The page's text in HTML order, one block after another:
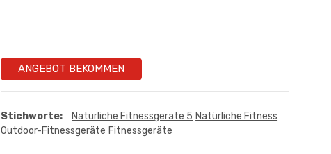
ANGEBOT BEKOMMEN
Stichworte: Natürliche Fitnessgeräte 5 Natürliche Fitness
Outdoor-Fitnessgeräte Fitnessgeräte